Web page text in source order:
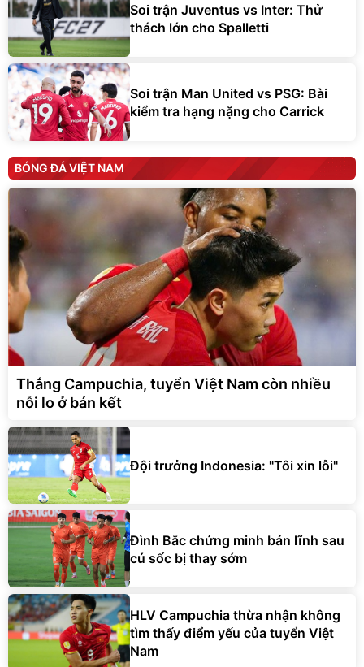
Soi trận Juventus vs Inter: Thử
thách lớn cho Spalletti
Soi trận Man United vs PSG: Bài
kiểm tra hạng nặng cho Carrick
BÓNG ĐÁ VIỆT NAM
Thắng Campuchia, tuyển Việt Nam còn nhiều
nỗi lo ở bán kết
Đội trưởng Indonesia: "Tôi xin lỗi"
Đình Bắc chứng minh bản lĩnh sau
cú sốc bị thay sớm
HLV Campuchia thừa nhận không
tìm thấy điểm yếu của tuyển Việt
Nam